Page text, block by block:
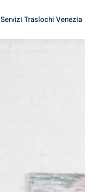
Servizi Traslochi Venezia